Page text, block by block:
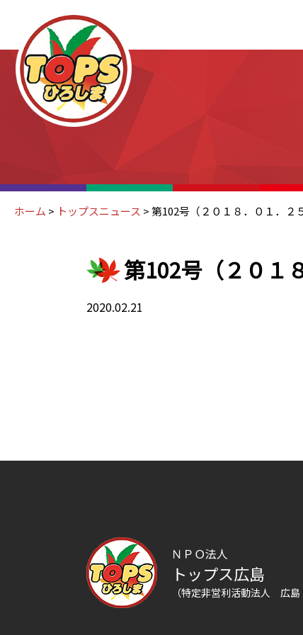
ホーム > トップスニュース >第102号（２０１８．０１．２５
第102号（２０１
2020.02.21
ＮＰＯ法人
トップス広島
（特定非営利活動法人 広島